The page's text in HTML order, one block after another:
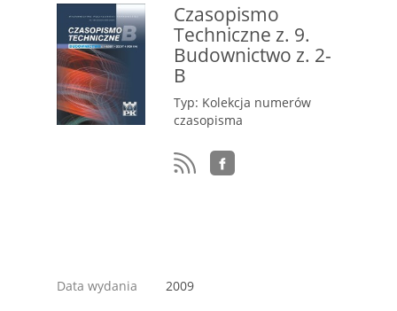
Czasopismo
Techniczne z. 9.
Budownictwo z. 2-
B
Typ: Kolekcja numerów
czasopisma
Data wydania 2009